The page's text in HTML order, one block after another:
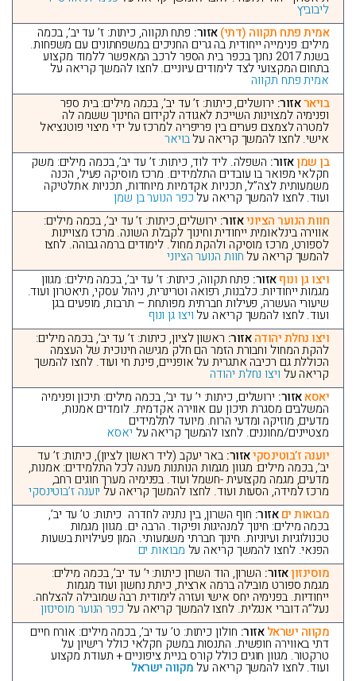
ליבוביץ
אמית פתח תקווה (דתי)אזור: פתח תקווה, כיתות: ז’ עד יב’, בכמה
מילים: פנימייה ייחודית בה גרים החניכים במשפחתונים עם משפחות.
בשנת 2017 נחנך בכפר בית הספר לרכב המאפשר ללמוד מקצוע
בתחום המקצועי לצד לימודים עיוניים. לחצו להמשך קריאה על
אמית פתח תקווה
בויאראזור: ירושלים, כיתות: ז’ עד יב’, בכמה מילים: בית ספר
ופנימיה למצוינות השייכת לאגודה לקידום החינוך ששמה לה
למטרה לצמצם פערים בין פריפריה למרכז על ידי מיצוי פוטנציאל
אישי. לחצו להמשך קריאה עלבויאר
בן שמןאזור: השפלה. ליד לוד, כיתות: ז’ עד יב’, בכמה מילים: משק
חקלאי מפואר בו עובדים התלמידים. מרכז מוסיקה פעיל, הכנה
משמעותית לצה”ל, תכניות אקדמיות מיוחדות, תכניות אתלטיקה
ועוד. לחצו להמשך קריאה עלכפר הנוער בן שמן
חוות הנוער הציוניאזור: ירושלים, כיתות: ז’ עד יב’, בכמה מילים:
אווירה בינלאומית ייחודית וחינוך לקבלת השונה. מרכז מצויינות
לספורט, מרכז מוסיקה ולהקת מחול. לימודים ברמה גבוהה. לחצו
להמשך קריאה עלחוות הנוער הציוני
ויצו גן ונוףאזור: פתח תקווה, כיתות: ז’ עד יב’, בכמה מילים: מגוון
מגמות ייחודיות: כלבנות, רפואה וטרינרית, ניהול עסקי, תיאטרון ועוד.
שיעורי העשרה, פעילות חברתית מפותחת – תרבות, מופעים בגן
ועוד. לחצו להמשך קריאה עלויצו גן ונוף
ויצו נחלת יהודהאזור: ראשון לציון, כיתות: ז’ עד יב’, בכמה מילים:
להקת המחול וחבורת הזמר הם חלק מגישה חינוכית של העצמה
הכוללת גם רכיבה אתגרית על אופניים, פינת חי ועוד. לחצו להמשך
קריאה על ויצו נחלת יהודה
יאסאאזור: ירושלים, כיתות: י’ עד יב’, בכמה מילים: תיכון ופנימיה
המשלבים מסגרת תיכון עם אווירה אקדמית. לומדים אמנות,
מדעים, מוזיקה ומדעי הרוח. מיועד לתלמידים
מצטיינים/מחוננים. לחצו להמשך קריאה על יאסא
יוענה ז’בוטינסקיאזור: באר יעקב (ליד ראשון לציון), כיתות: ז’ עד
יב’, בכמה מילים: מגוון מגמות הנותנות מענה לכל התלמידים: אמנות,
מדעים, מגמה מקצועית -חשמל ועוד. בפנימיה מערך חוגים רחב,
מרכז למידה, הסעות ועוד. לחצו להמשך קריאה על יוענה ז’בוטינסקי
מבואות יםאזור: חוף השרון, בין נתניה לחדרה כיתות: ט’ עד יב’,
בכמה מילים: חינוך למנהיגות ופיקוד. הרבה ים. מגוון מגמות
טכנולוגיות ועיוניות. חינוך חברתי משמעותי. המון פעילויות בשעות
הפנאי. לחצו להמשך קריאה על מבואות ים
מוסינזוןאזור: השרון, הוד השרון כיתות: י’ עד יב’, בכמה מילים:
מגמת ספורט מובילה ברמה ארצית, כיתת נחשון ועוד מגמות
ייחודיות. בפנימיה יחס אישי ועזרה לימודית רבה שמובילה להצלחה.
נעל”ה דוברי אנגלית. לחצו להמשך קריאה על כפר הנוער מוסינזון
מקווה ישראלאזור: חולון כיתות: ט’ עד יב’, בכמה מילים: אורח חיים
דתי באווירה חופשית. התנסות במשק חקלאי כולל רישיון על
טרקטור. מגוון חוגים כולל קורס בניית ציפוניים + תעודת מקצוע
ועוד. לחצו להמשך קריאה עלמקווה ישראל